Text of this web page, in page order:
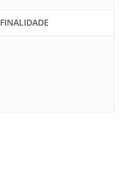
FINALIDADE